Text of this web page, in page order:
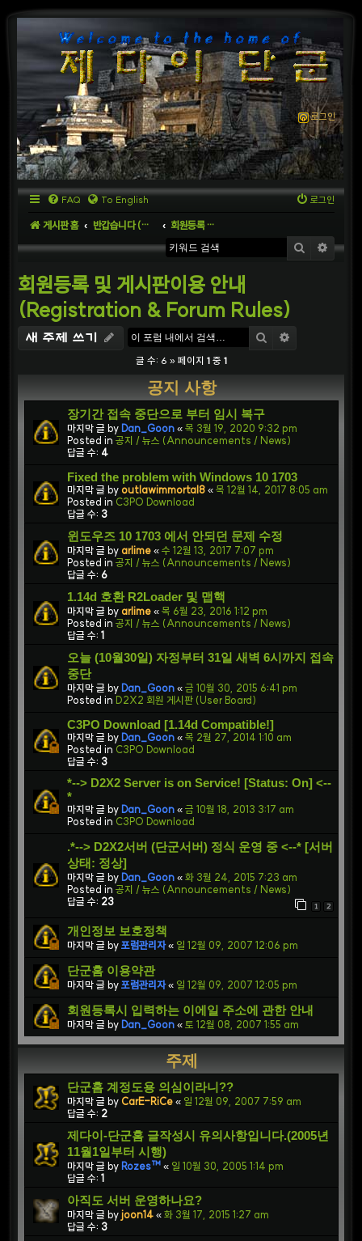
로그인
FAQ To English 로그인
게시판 홈 반갑습니다 (Welcome to the World) 회원등록 및 게시판이용 안내 (Registration & Forum Rules)
검색 상세
회원등록 및 게시판이용 안내
(Registration & Forum Rules)
새 주제 쓰기 검색
글 수: 6 » 페이지 1중 1
공지 사항
장기간 접속 중단으로 부터 임시 복구
마지막 글 by Dan_Goon « 목 3월 19, 2020 9:32 pm
Posted in 공지 / 뉴스 (Announcements / News)
답글 수: 4
Fixed the problem with Windows 10 1703
마지막 글 by outlawimmortal8 « 목 12월 14, 2017 8:05 am
Posted in C3PO Download
답글 수: 3
윈도우즈 10 1703 에서 안되던 문제 수정
마지막 글 by arlime « 수 12월 13, 2017 7:07 pm
Posted in 공지 / 뉴스 (Announcements / News)
답글 수: 6
1.14d 호환 R2Loader 및 맵핵
마지막 글 by arlime « 목 6월 23, 2016 1:12 pm
Posted in 공지 / 뉴스 (Announcements / News)
답글 수: 1
오늘 (10월30일) 자정부터 31일 새벽 6시까지 접속
중단
마지막 글 by Dan_Goon « 금 10월 30, 2015 6:41 pm
Posted in D2X2 회원 게시판 (User Board)
C3PO Download [1.14d Compatible!]
마지막 글 by Dan_Goon « 목 2월 27, 2014 1:10 am
Posted in C3PO Download
답글 수: 3
*--> D2X2 Server is on Service! [Status: On] <--
*
마지막 글 by Dan_Goon « 금 10월 18, 2013 3:17 am
Posted in C3PO Download
.*--> D2X2서버 (단군서버) 정식 운영 중 <--* [서버
상태: 정상]
마지막 글 by Dan_Goon « 화 3월 24, 2015 7:23 am
Posted in 공지 / 뉴스 (Announcements / News)
답글 수: 23 1 2
개인정보 보호정책
마지막 글 by 포럼관리자« 일 12월 09, 2007 12:06 pm
단군홈 이용약관
마지막 글 by 포럼관리자« 일 12월 09, 2007 12:05 pm
회원등록시 입력하는 이에일 주소에 관한 안내
마지막 글 by Dan_Goon « 토 12월 08, 2007 1:55 am
주제
단군홈 계정도용 의심이라니??
마지막 글 by CarE-RiCe « 일 12월 09, 2007 7:59 am
답글 수: 2
제다이-단군홈 글작성시 유의사항입니다.(2005년
11월1일부터 시행)
마지막 글 by Rozes™ « 일 10월 30, 2005 1:14 pm
답글 수: 1
아직도 서버 운영하나요?
마지막 글 by joon14 « 화 3월 17, 2015 1:27 am
답글 수: 3